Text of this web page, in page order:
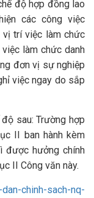
độ hợp đồng lao
các công việc
vị trí việc làm chức
làm chức danh
đơn vị sự nghiệp
việc ngay do sắp
sau: Trường hợp
II ban hành kèm
được hưởng chính
II Công văn này.
dan-chinh-sach-nq-